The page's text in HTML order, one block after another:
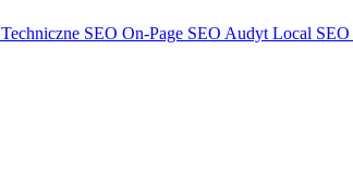
Techniczne SEO On-Page SEO Audyt Local SEO